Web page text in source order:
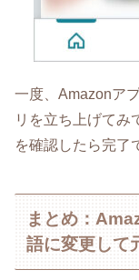
一度、Amazonア
リを立ち上げてみ
を確認したら完了
まとめ：
語に変更して